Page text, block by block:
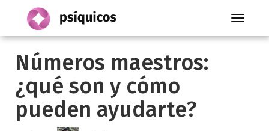
Toggle
Números maestros:
¿qué son y cómo
pueden ayudarte?